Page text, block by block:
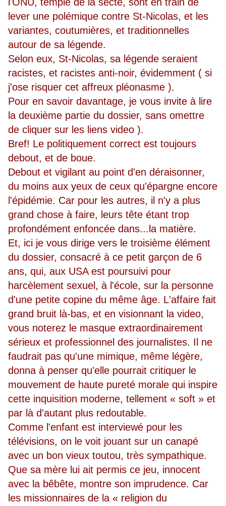
lever une polémique contre St-Nicolas, et les
variantes, coutumières, et traditionnelles
autour de sa légende.
Selon eux, St-Nicolas, sa légende seraient
racistes, et racistes anti-noir, évidemment ( si
j'ose risquer cet affreux pléonasme ).
Pour en savoir davantage, je vous invite à lire
la deuxième partie du dossier, sans omettre
de cliquer sur les liens video ).
Bref! Le politiquement correct est toujours
debout, et de boue.
Debout et vigilant au point d'en déraisonner,
du moins aux yeux de ceux qu'épargne encore
l'épidémie. Car pour les autres, il n'y a plus
grand chose à faire, leurs tête étant trop
profondément enfoncée dans...la matière.
Et, ici je vous dirige vers le troisième élément
du dossier, consacré à ce petit garçon de 6
ans, qui, aux USA est poursuivi pour
harcèlement sexuel, à l'école, sur la personne
d'une petite copine du même âge. L'affaire fait
grand bruit là-bas, et en visionnant la video,
vous noterez le masque extraordinairement
sérieux et professionnel des journalistes. Il ne
faudrait pas qu'une mimique, même légère,
donna à penser qu'elle pourrait critiquer le
mouvement de haute pureté morale qui inspire
cette inquisition moderne, tellement « soft » et
par là d'autant plus redoutable.
Comme l'enfant est interviewé pour les
télévisions, on le voit jouant sur un canapé
avec un bon vieux toutou, très sympathique.
Que sa mère lui ait permis ce jeu, innocent
avec la bêbête, montre son imprudence. Car
les missionnaires de la « religion du